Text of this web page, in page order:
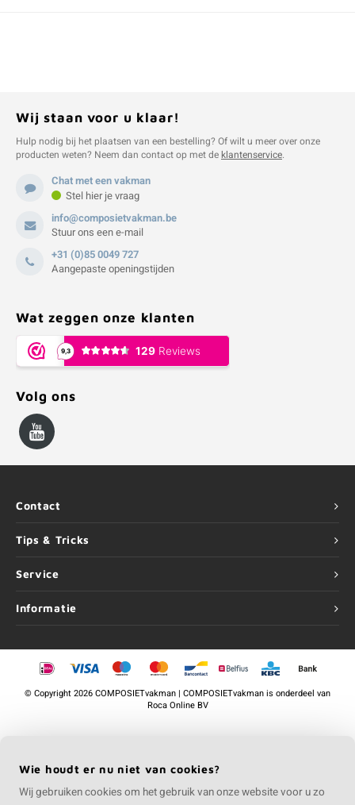
Wij staan voor u klaar!
Hulp nodig bij het plaatsen van een bestelling? Of wilt u meer over onze
producten weten? Neem dan contact op met deklantenservice.
Chat met een vakman
Stel hier je vraag
info@composietvakman.be
Stuur ons een e-mail
+31 (0)85 0049 727
Aangepaste openingstijden
Wat zeggen onze klanten
Volg ons
Contact
Tips & Tricks
Service
Informatie
©Copyright2026 COMPOSIETvakman | COMPOSIETvakman is onderdeel van
Roca Online BV
Wie houdt er nu niet van cookies?
Wij gebruiken cookies om het gebruik van onze website voor u zo